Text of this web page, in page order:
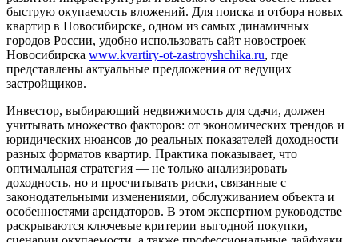
быструю окупаемость вложений. Для поиска и отбора новых
квартир в Новосибирске, одном из самых динамичных
городов России, удобно использовать сайт новостроек
Новосибирска www.kvartiry-ot-zastroyshchika.ru, где
представлены актуальные предложения от ведущих
застройщиков.
Инвестор, выбирающий недвижимость для сдачи, должен
учитывать множество факторов: от экономических трендов и
юридических нюансов до реальных показателей доходности
разных форматов квартир. Практика показывает, что
оптимальная стратегия — не только анализировать
доходность, но и просчитывать риски, связанные с
законодательными изменениями, обслуживанием объекта и
особенностями арендаторов. В этом экспертном руководстве
раскрываются ключевые критерии выгодной покупки,